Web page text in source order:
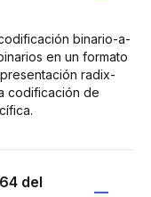
binario-a-
en un formato
radix-
codificación de
del